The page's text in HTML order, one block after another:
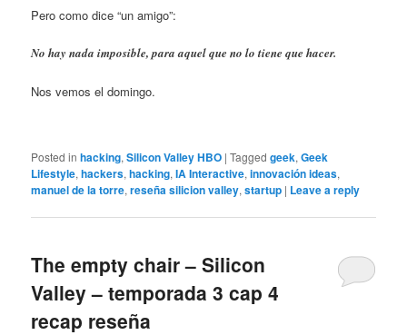
Pero como dice “un amigo”:
No hay nada imposible, para aquel que no lo tiene que hacer.
Nos vemos el domingo.
Posted in hacking,Silicon Valley HBO |Tagged geek,Geek
Lifestyle,hackers,hacking,IA Interactive,innovación ideas,
manuel de la torre,reseña silicion valley,startup | Leave a reply
The empty chair – Silicon
Valley – temporada 3 cap 4
recap reseña